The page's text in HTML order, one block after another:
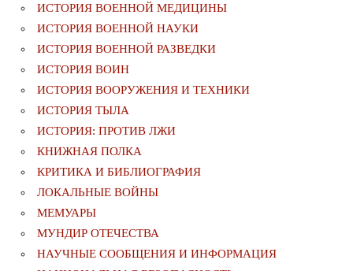
ИСТОРИЯ ВОЕННОЙ МЕДИЦИНЫ
ИСТОРИЯ ВОЕННОЙ НАУКИ
ИСТОРИЯ ВОЕННОЙ РАЗВЕДКИ
ИСТОРИЯ ВОИН
ИСТОРИЯ ВООРУЖЕНИЯ И ТЕХНИКИ
ИСТОРИЯ ТЫЛА
ИСТОРИЯ: ПРОТИВ ЛЖИ
КНИЖНАЯ ПОЛКА
КРИТИКА И БИБЛИОГРАФИЯ
ЛОКАЛЬНЫЕ ВОЙНЫ
МЕМУАРЫ
МУНДИР ОТЕЧЕСТВА
НАУЧНЫЕ СООБЩЕНИЯ И ИНФОРМАЦИЯ